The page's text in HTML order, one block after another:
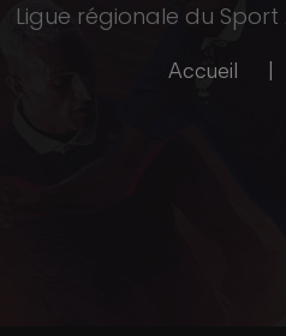
Ligue régionale du
Accueil |